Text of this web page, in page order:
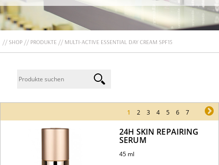
SHOP PRODUKTE MULTI-ACTIVE ESSENTIAL DAY CREAM SPF15
1 2 3 4 5 6 7
24H SKIN REPAIRING
SERUM
45 ml